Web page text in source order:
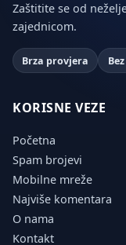
Zaštitite se od
zajednicom.
Brza provjera
KORISNE VEZE
Početna
Spam brojevi
Mobilne mreže
Najviše komentara
O nama
Kontakt